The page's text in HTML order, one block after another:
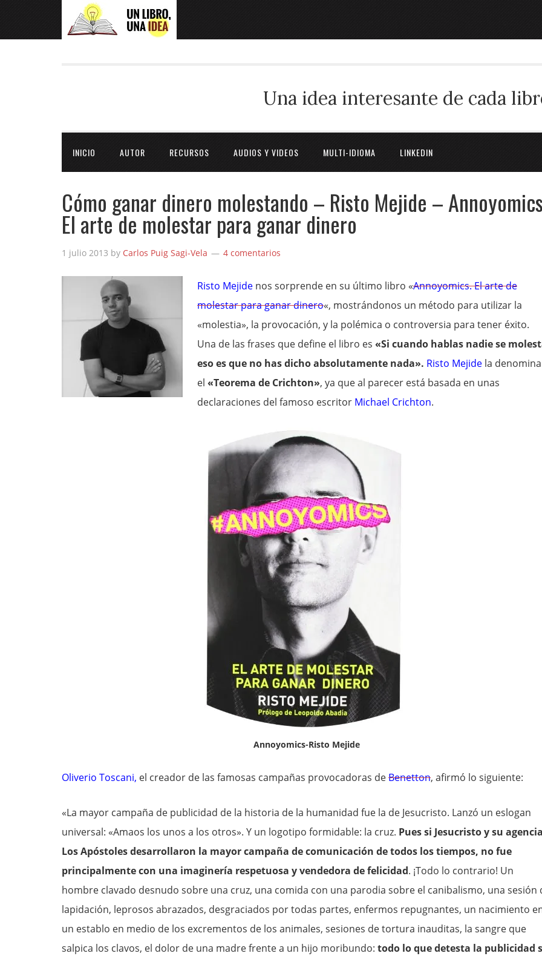
Una idea interesante de cada
INICIO AUTOR RECURSOS AUDIOS Y VIDEOS MULTI-IDIOMA LINKEDIN
Cómo ganar dinero molestando – Risto Mejide –
El arte de molestar para ganar dinero
1 julio 2013 by Carlos Puig Sagi-Vela 4 comentarios
Risto Mejide nos sorprende en su último libro «Annoyomics. El arte de
molestar para ganar dinero«, mostrándonos un método para utilizar la
«molestia», la provocación, y la polémica o controversia para tener éxito.
Una de las frases que define el libro es «Si cuando hablas nadie se
eso es que no has dicho absolutamente nada». Risto Mejide la denomina
el «Teorema de Crichton», ya que al parecer está basada en unas
declaraciones del famoso escritor Michael Crichton.
Annoyomics-Risto Mejide
Oliverio Toscani, el creador de las famosas campañas provocadoras deBenetton, afirmó lo siguiente:
«La mayor campaña de publicidad de la historia de la humanidad fue la de Jesucristo. Lanzó un eslogan
universal: «Amaos los unos a los otros». Y un logotipo formidable: la cruz. Pues si Jesucristo y su agencia
Los Apóstoles desarrollaron la mayor campaña de comunicación de todos los tiempos, no fue
principalmente con una imaginería respetuosa y vendedora de felicidad. ¡Todo lo contrario! Un
hombre clavado desnudo sobre una cruz, una comida con una parodia sobre el canibalismo, una sesión
lapidación, leprosos abrazados, desgraciados por todas partes, enfermos repugnantes, un nacimiento
un establo en medio de los excrementos de los animales, sesiones de tortura inauditas, la sangre que
salpica los clavos, el dolor de una madre frente a un hijo moribundo: todo lo que detesta la publicidad